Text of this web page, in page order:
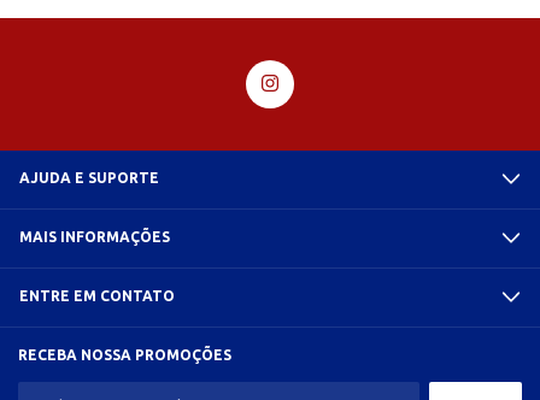
AJUDA E SUPORTE
MAIS INFORMAÇÕES
ENTRE EM CONTATO
RECEBA NOSSA PROMOÇÕES